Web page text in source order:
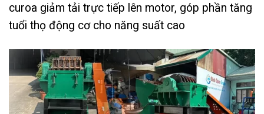
curoa giảm tải trực tiếp lên motor, góp phần tăng
tuổi thọ động cơ cho năng suất cao